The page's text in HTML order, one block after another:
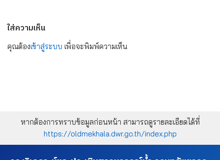
ใส่ความเห็น
คุณต้องเข้าสู่ระบบ เพื่อจะพิมพ์ความเห็น
หากต้องการทราบข้อมูลก่อนหน้า สามารถดูรายละเอียดได้ที่
https://oldmekhala.dwr.go.th/index.php